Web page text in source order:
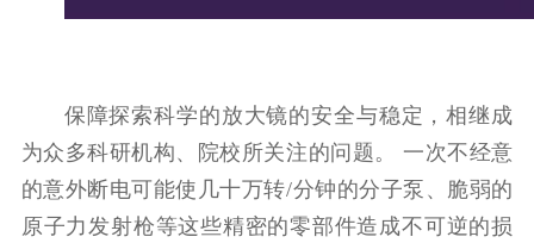
保障探索科学的放大镜的安全与稳定，相继成
为众多科研机构、院校所关注的问题。 一次不经意
的意外断电可能使几十万转/分钟的分子泵、脆弱的
原子力发射枪等这些精密的零部件造成不可逆的损